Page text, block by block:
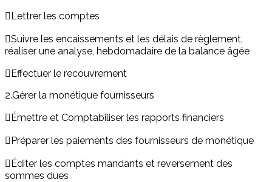
Lettrer les comptes
Suivre les encaissements et les délais de règlement,
réaliser une analyse, hebdomadaire de la balance âgée
Effectuer le recouvrement
2.Gérer la monétique fournisseurs
Émettre et Comptabiliser les rapports financiers
Préparer les paiements des fournisseurs de monétique
Éditer les comptes mandants et reversement des
sommes dues